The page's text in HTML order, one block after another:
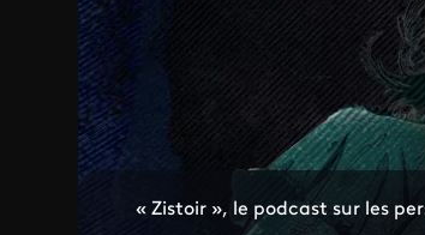
« Zistoir », le podcast sur les